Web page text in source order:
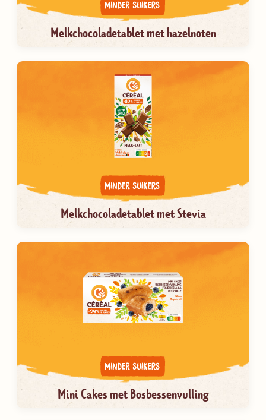
Melkchocoladetablet met hazelnoten
Melkchocoladetablet met Stevia
Mini Cakes met Bosbessenvulling